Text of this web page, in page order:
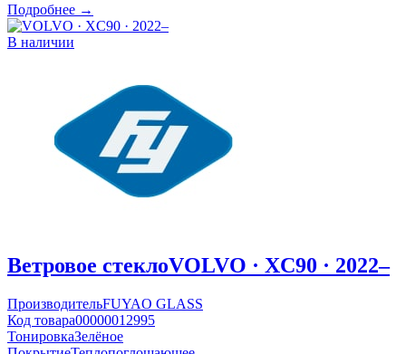
Подробнее →
В наличии
Ветровое стеклоVOLVO · XC90 · 2022–
ПроизводительFUYAO GLASS
Код товара00000012995
ТонировкаЗелёное